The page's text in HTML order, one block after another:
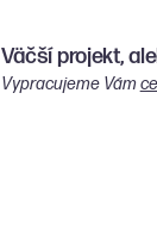
Väčší projekt,
Vypracujeme Vám